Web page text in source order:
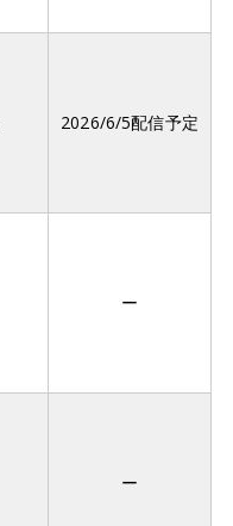
2026/6/5配信予定
ー
ー